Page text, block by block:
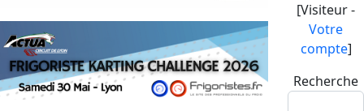
[Visiteur -
Votre
compte]
Recherche